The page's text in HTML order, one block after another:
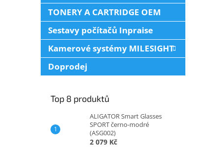
TONERY A CARTRIDGE OEM
Sestavy počítačů Inpraise
Kamerové systémy MILESIGHT
Doprodej
Top 8 produktů
ALIGATOR Smart Glasses
SPORT černo-modré
(ASG002)
2 079 Kč